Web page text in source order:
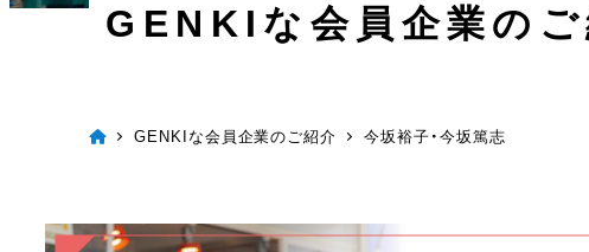
GENKIな会員企業のご
GENKIな会員企業のご紹介 今坂裕子・今坂篤志